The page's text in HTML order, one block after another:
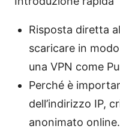
Risposta diretta
scaricare in
una VPN come
Perché è
dell’indirizzo IP,
anonimato online.